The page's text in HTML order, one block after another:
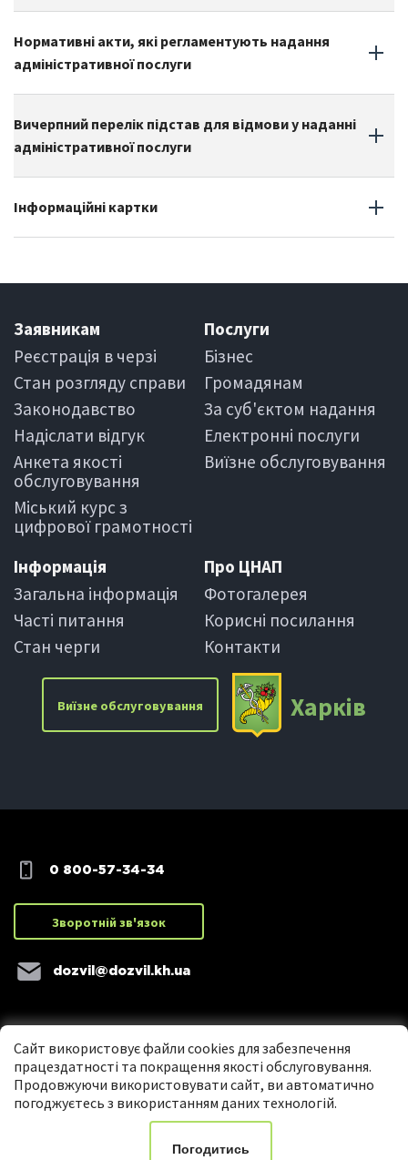
Нормативні акти, які регламентують надання
адміністративної послуги
Вичерпний перелік підстав для відмови у наданні
адміністративної послуги
Інформаційні картки
Заявникам
Реєстрація в черзi
Стан розгляду справи
Законодавство
Надіслати вiдгук
Анкета якості
обслуговування
Міський курс з
цифрової грамотності
Послуги
Бiзнес
Громадянам
За суб'єктом надання
Електроннi послуги
Виїзне обслуговування
Iнформацiя
Загальна інформація
Частi питання
Стан черги
Про ЦНАП
Фотогалерея
Корисні посилання
Контакти
Виїзне обслуговування Харкiв
0 800-57-34-34
Зворотній зв'язок
dozvil@dozvil.kh.ua
Сайт використовує файли cookies для забезпечення
працездатності та покращення якості обслуговування.
Продовжуючи використовувати сайт, ви автоматично
погоджуєтесь з використанням даних технологій.
Погодитись